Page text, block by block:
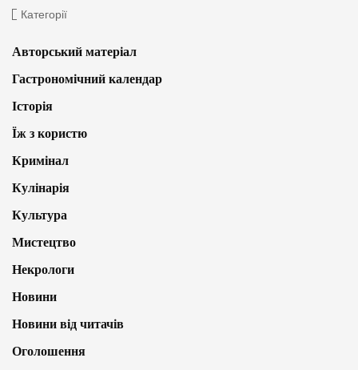
Категорії
Авторський матеріал
Гастрономічний календар
Історія
Їж з користю
Кримінал
Кулінарія
Культура
Мистецтво
Некрологи
Новини
Новини від читачів
Оголошення